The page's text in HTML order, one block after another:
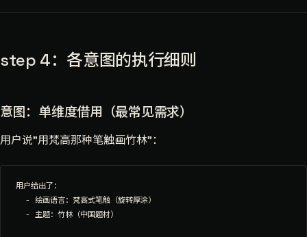
step 4：各意图的执行细则
意图：单维度借用（最常见需求）
用户说"用梵高那种笔触画竹林"：
用户给出了：
  - 绘画语言：梵高式笔触（旋转厚涂）
  - 主题：竹林（中国题材）